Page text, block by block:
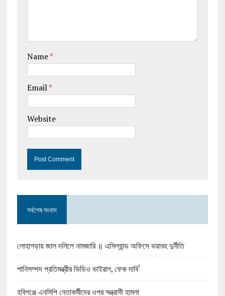
Name*
Email*
Website
সর্বশেষ সংবাদ
লোহাগড়ায় জাল দলিলে নামজারি ॥ এসিল্যান্ড অফিসে ভয়াবহ দুর্নীতি
পানিসম্পদ প্রতিমন্ত্রীর ভিডিও ভাইরাল, ফেক দাবি’
হবিগঞ্জে এনসিপি নেতাকর্মীদের ওপর সন্ত্রাসী হামলা